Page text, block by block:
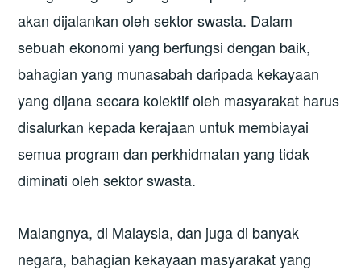
akan dijalankan oleh sektor swasta. Dalam
sebuah ekonomi yang berfungsi dengan baik,
bahagian yang munasabah daripada kekayaan
yang dijana secara kolektif oleh masyarakat harus
disalurkan kepada kerajaan untuk membiayai
semua program dan perkhidmatan yang tidak
diminati oleh sektor swasta.
Malangnya, di Malaysia, dan juga di banyak
negara, bahagian kekayaan masyarakat yang